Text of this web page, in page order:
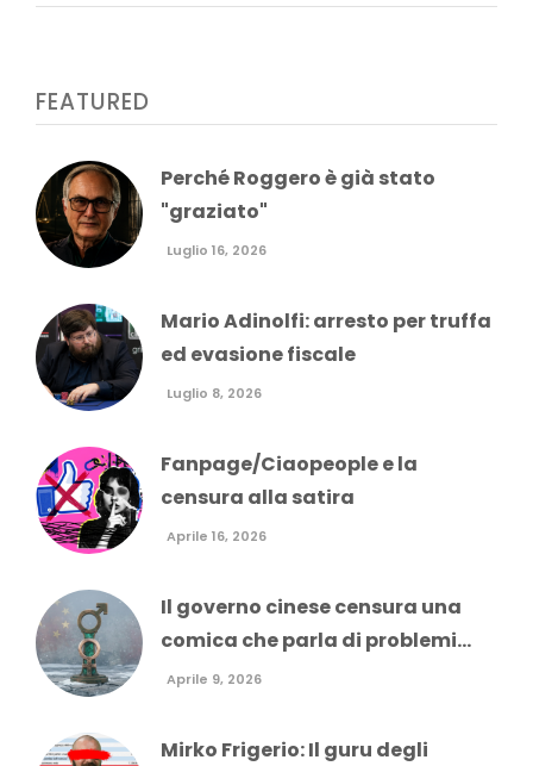
FEATURED
Perché Roggero è già stato
"graziato"
Luglio 16, 2026
Mario Adinolfi: arresto per truffa
ed evasione fiscale
Luglio 8, 2026
Fanpage/Ciaopeople e la
censura alla satira
Aprile 16, 2026
Il governo cinese censura una
comica che parla di problemi...
Aprile 9, 2026
Mirko Frigerio: Il guru degli